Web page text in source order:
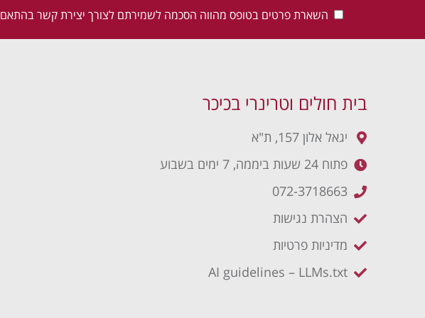
השארת פרטים בטופס מהווה הסכמה לשמירתם לצורך יצירת קשר בהתאם
בית חולים וטרינרי בכיכר
יגאל אלון 157, ת"א
פתוח 24 שעות ביממה, 7 ימים בשבוע
072-3718663
הצהרת נגישות
מדיניות פרטיות
AI guidelines – LLMs.txt